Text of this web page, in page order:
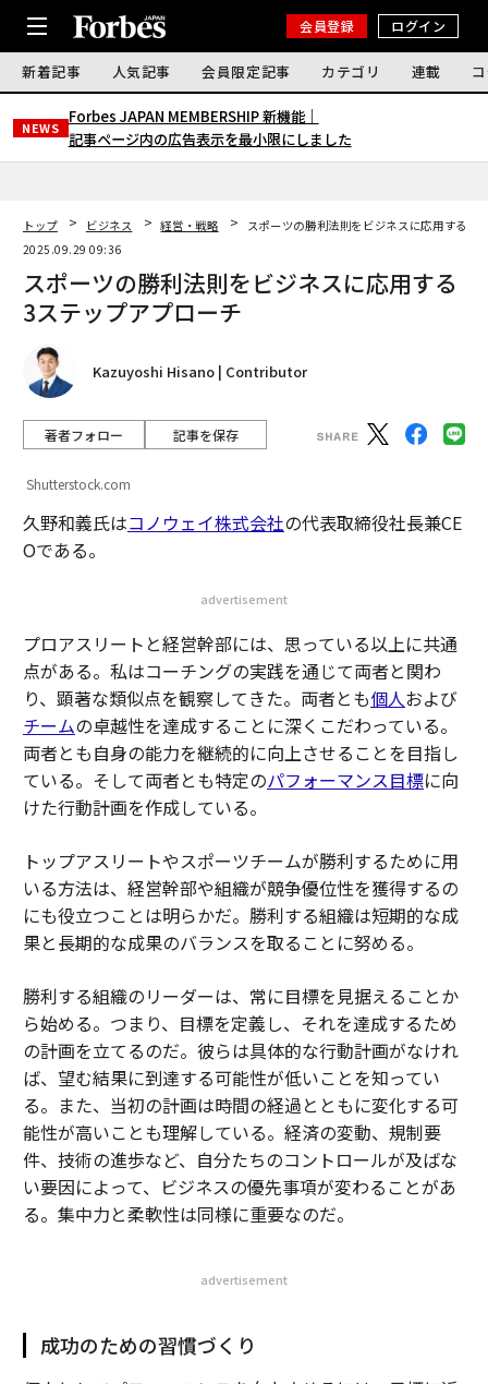
会員登録 ログイン
新着記事 人気記事 会員限定記事 カテゴリ 連載
NEWS
Forbes JAPAN MEMBERSHIP 新機能｜
記事ページ内の広告表示を最小限にしました
トップ ビジネス 経営・戦略
スポーツの勝利法則をビジネスに応用する3
2025.09.29 09:36
スポーツの勝利法則をビジネスに応用する
3ステップアプローチ
Kazuyoshi Hisano | Contributor
著者フォロー 記事を保存
Shutterstock.com
久野和義氏はコノウェイ株式会社の代表取締役社長兼CE
Oである。
advertisement
プロアスリートと経営幹部には、思っている以上に共通
点がある。私はコーチングの実践を通じて両者と関わ
り、顕著な類似点を観察してきた。両者とも個人および
チームの卓越性を達成することに深くこだわっている。
両者とも自身の能力を継続的に向上させることを目指し
ている。そして両者とも特定のパフォーマンス目標に向
けた行動計画を作成している。
トップアスリートやスポーツチームが勝利するために用
いる方法は、経営幹部や組織が競争優位性を獲得するの
にも役立つことは明らかだ。勝利する組織は短期的な成
果と長期的な成果のバランスを取ることに努める。
勝利する組織のリーダーは、常に目標を見据えることか
ら始める。つまり、目標を定義し、それを達成するため
の計画を立てるのだ。彼らは具体的な行動計画がなけれ
ば、望む結果に到達する可能性が低いことを知ってい
る。また、当初の計画は時間の経過とともに変化する可
能性が高いことも理解している。経済の変動、規制要
件、技術の進歩など、自分たちのコントロールが及ばな
い要因によって、ビジネスの優先事項が変わることがあ
る。集中力と柔軟性は同様に重要なのだ。
advertisement
成功のための習慣づくり